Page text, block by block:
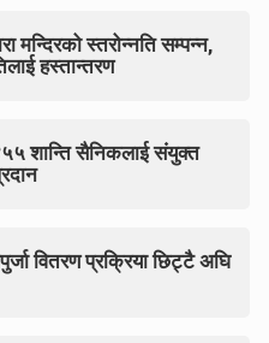
मन्दिरको स्तरोन्नति सम्पन्न,
हस्तान्तरण
शान्ति सैनिकलाई संयुक्त
वितरण प्रक्रिया छिट्टै अघि